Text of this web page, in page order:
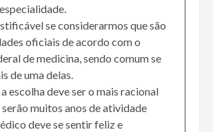
se considerarmos que são
oficiais de acordo com o
de medicina, sendo comum se
de uma delas.
escolha deve ser o mais racional
muitos anos de atividade
deve se sentir feliz e